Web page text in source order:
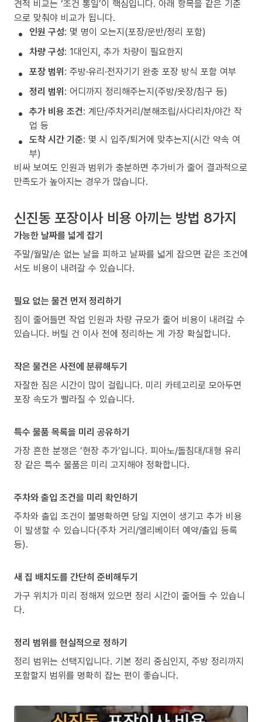
견적 비교는 ‘조건 통일’이 핵심입니다. 아래 항목을 같은 기준
으로 맞춰야 비교가 됩니다.
인원 구성: 몇 명이 오는지(포장/운반/정리 포함)
차량 구성: 1대인지, 추가 차량이 필요한지
포장 범위: 주방·유리·전자기기 완충 포장 방식 포함 여부
정리 범위: 어디까지 정리해주는지(주방/옷장/침구 등)
추가 비용 조건: 계단/주차거리/분해조립/사다리차/야간 작
업 등
도착 시간 기준: 몇 시 입주/퇴거에 맞추는지(시간 약속 여
부)
비싸 보여도 인원과 범위가 충분하면 추가비가 줄어 결과적으로
만족도가 높아지는 경우가 많습니다.
신진동 포장이사 비용 아끼는 방법 8가지
가능한 날짜를 넓게 잡기
주말/월말/손 없는 날을 피하고 날짜를 넓게 잡으면 같은 조건에
서도 비용이 내려갈 수 있습니다.
필요 없는 물건 먼저 정리하기
짐이 줄어들면 작업 인원과 차량 규모가 줄어 비용이 내려갈 수
있습니다. 버릴 건 이사 전에 정리하는 게 가장 확실합니다.
작은 물건은 사전에 분류해두기
자잘한 짐은 시간이 많이 걸립니다. 미리 카테고리로 모아두면
포장 속도가 빨라질 수 있습니다.
특수 물품 목록을 미리 공유하기
가장 흔한 분쟁은 ‘현장 추가’입니다. 피아노/돌침대/대형 유리
장 같은 특수 물품은 미리 고지해야 정확합니다.
주차와 출입 조건을 미리 확인하기
주차와 출입 조건이 불명확하면 당일 지연이 생기고 추가 비용
이 발생할 수 있습니다(주차 거리/엘리베이터 예약/출입 등록
등).
새 집 배치도를 간단히 준비해두기
가구 위치가 미리 정해져 있으면 정리 시간이 줄어들 수 있습니
다.
정리 범위를 현실적으로 정하기
정리 범위는 선택지입니다. 기본 정리 중심인지, 주방 정리까지
포함할지 범위를 명확히 잡는 편이 좋습니다.